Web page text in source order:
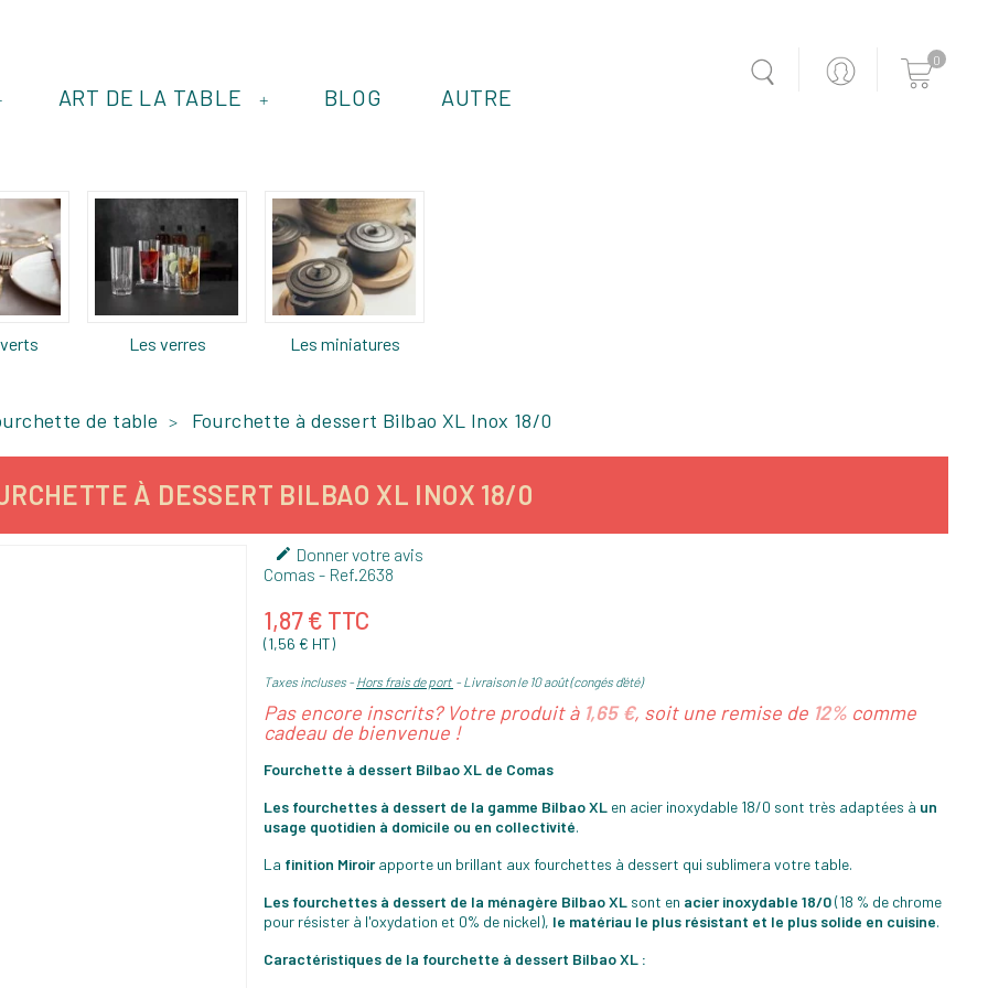
0
+
ART DE LA TABLE BLOG AUTRE
Les verres Les miniatures
de table Fourchette à dessert Bilbao XL Inox 18/0
À DESSERT BILBAO XL INOX 18/0
 Donner votre avis
Comas - Ref. 2638
1,87 € TTC
(1,56 € HT)
Taxes incluses Hors frais de port Livraison le 10 août (congés d'été)
Pas encore inscrits? Votre produit à 1,65 €, soit une remise de 12% comme
cadeau de bienvenue !
Fourchette à dessert Bilbao XL de Comas
Les fourchettes à dessert de la gamme Bilbao XL en acier inoxydable 18/0 sont très adaptées à un
usage quotidien à domicile ou en collectivité.
La finition Miroirapporte un brillant aux fourchettes à dessert qui sublimera votre table.
Les fourchettes à dessert de la ménagère Bilbao XL sont en acier inoxydable 18/0(18 % de chrome
pour résister à l'oxydation et 0% de nickel), le matériau le plus résistant et le plus solide en cuisine.
Caractéristiques de la fourchette à dessert Bilbao XL :